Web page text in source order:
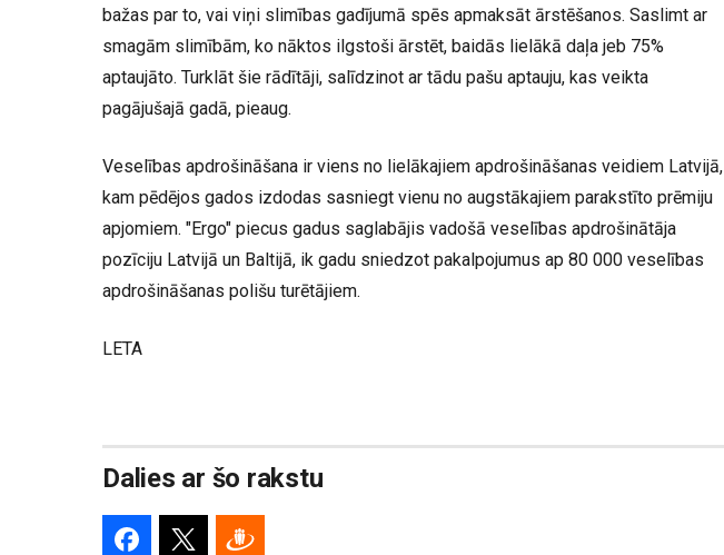
bažas par to, vai viņi slimības gadījumā spēs apmaksāt ārstēšanos. Saslimt ar
smagām slimībām, ko nāktos ilgstoši ārstēt, baidās lielākā daļa jeb 75%
aptaujāto. Turklāt šie rādītāji, salīdzinot ar tādu pašu aptauju, kas veikta
pagājušajā gadā, pieaug.
Veselības apdrošināšana ir viens no lielākajiem apdrošināšanas veidiem Latvijā,
kam pēdējos gados izdodas sasniegt vienu no augstākajiem parakstīto prēmiju
apjomiem. "Ergo" piecus gadus saglabājis vadošā veselības apdrošinātāja
pozīciju Latvijā un Baltijā, ik gadu sniedzot pakalpojumus ap 80 000 veselības
apdrošināšanas polišu turētājiem.
LETA
Dalies ar šo rakstu